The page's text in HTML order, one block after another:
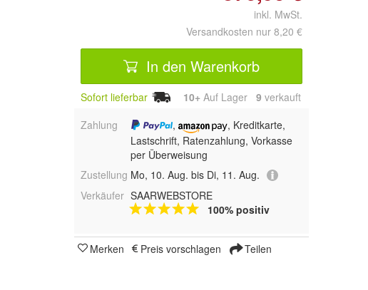
inkl. MwSt.
Versandkosten nur 8,20 €
In den Warenkorb
Sofort lieferbar 10+ Auf Lager 9 verkauft
Zahlung
,
, Kreditkarte,
Lastschrift, Ratenzahlung, Vorkasse
per Überweisung
Zustellung Mo, 10. Aug. bis Di, 11. Aug.
Verkäufer SAARWEBSTORE
100% positiv
Merken Preis vorschlagen Teilen